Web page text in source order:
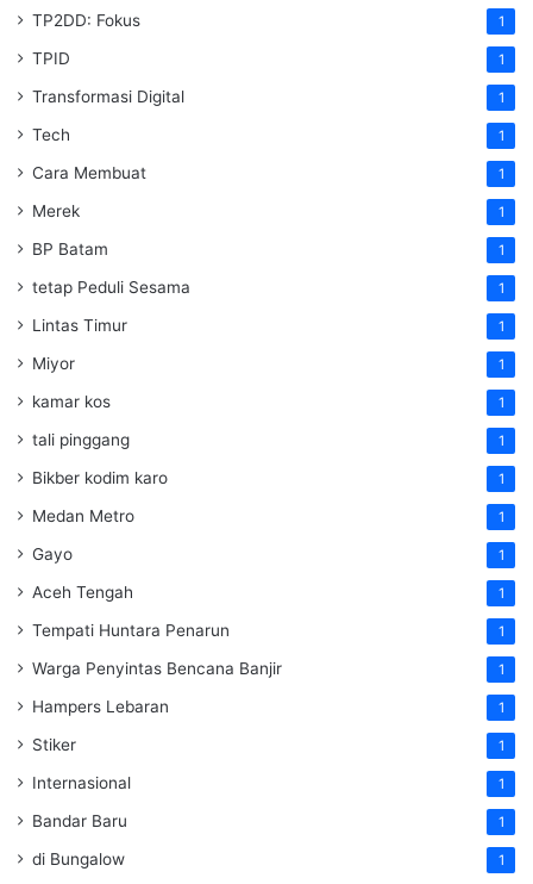
TP2DD: Fokus 1
TPID 1
Transformasi Digital 1
Tech 1
Cara Membuat 1
Merek 1
BP Batam 1
tetap Peduli Sesama 1
Lintas Timur 1
Miyor 1
kamar kos 1
tali pinggang 1
Bikber kodim karo 1
Medan Metro 1
Gayo 1
Aceh Tengah 1
Tempati Huntara Penarun 1
Warga Penyintas Bencana Banjir 1
Hampers Lebaran 1
Stiker 1
Internasional 1
Bandar Baru 1
di Bungalow 1